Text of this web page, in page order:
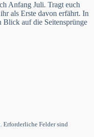
Anfang Juli. Tragt euch
als Erste davon erfährt. In
Blick auf die Seitensprünge
Erforderliche Felder sind